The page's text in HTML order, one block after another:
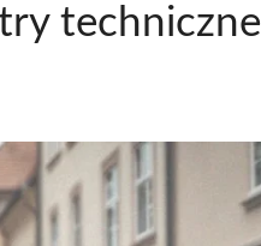
techniczne